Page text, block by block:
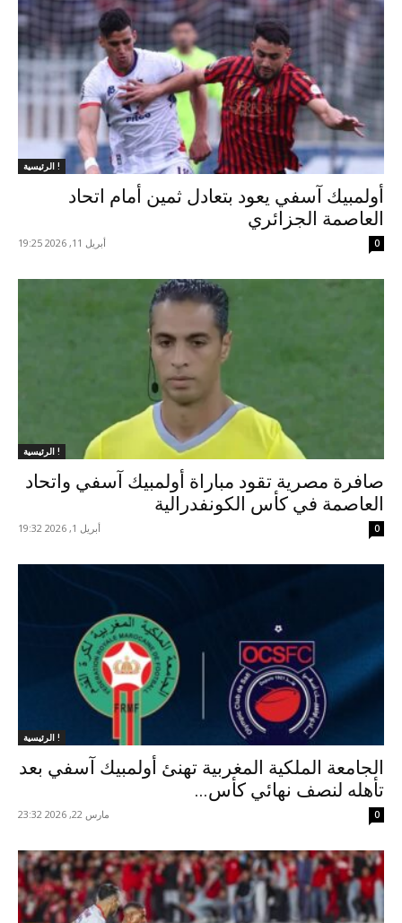
الرئيسية !
أولمبيك آسفي يعود بتعادل ثمين أمام اتحاد
العاصمة الجزائري
أبريل 11, 2026 19:25 0
الرئيسية !
صافرة مصرية تقود مباراة أولمبيك آسفي واتحاد
العاصمة في كأس الكونفدرالية
أبريل 1, 2026 19:32 0
الرئيسية !
الجامعة الملكية المغربية تهنئ أولمبيك آسفي بعد
تأهله لنصف نهائي كأس...
مارس 22, 2026 23:32 0